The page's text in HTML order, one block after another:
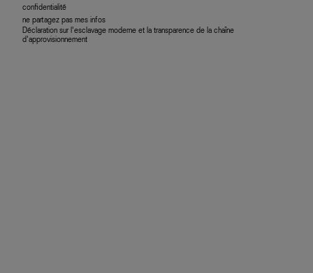
confidentialité
ne partagez pas mes infos
Déclaration sur l’esclavage moderne et la transparence de la chaîne
d’approvisionnement